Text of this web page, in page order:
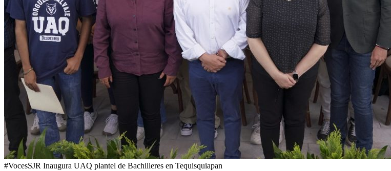
#VocesSJR Inaugura UAQ plantel de Bachilleres en Tequisquiapan